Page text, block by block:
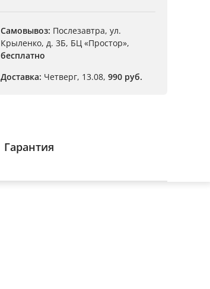
Самовывоз: Послезавтра, ул.
Крыленко, д. 3Б, БЦ «Простор»,
бесплатно
Доставка: Четверг, 13.08, 990 руб.
Гарантия